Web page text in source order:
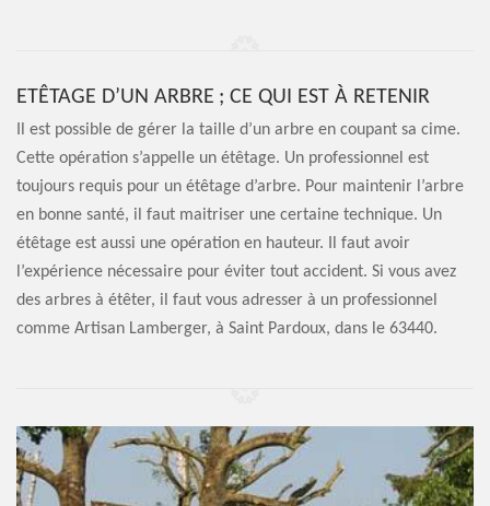
ETÊTAGE D’UN ARBRE ; CE QUI EST À RETENIR
Il est possible de gérer la taille d’un arbre en coupant sa cime.
Cette opération s’appelle un étêtage. Un professionnel est
toujours requis pour un étêtage d’arbre. Pour maintenir l’arbre
en bonne santé, il faut maitriser une certaine technique. Un
étêtage est aussi une opération en hauteur. Il faut avoir
l’expérience nécessaire pour éviter tout accident. Si vous avez
des arbres à étêter, il faut vous adresser à un professionnel
comme Artisan Lamberger, à Saint Pardoux, dans le 63440.